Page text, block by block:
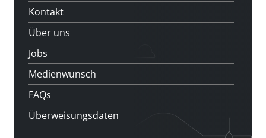
Kontakt
Über uns
Jobs
Medienwunsch
FAQs
Überweisungsdaten